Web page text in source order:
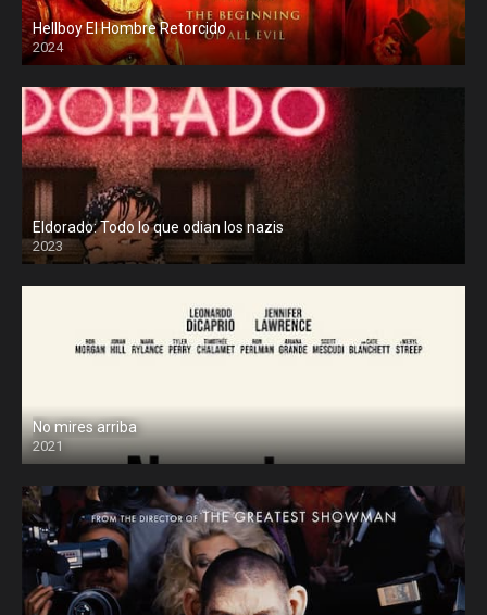
Hellboy El Hombre Retorcido
2024
Eldorado: Todo lo que odian los nazis
2023
No mires arriba
2021